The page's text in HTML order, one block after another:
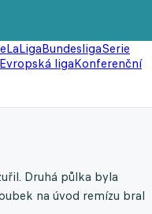
LaLigaBundesligaSerie
Evropská ligaKonferenční
Druhá půlka byla
na úvod remízu bral